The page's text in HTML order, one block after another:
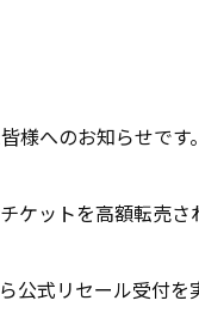
様へのお知らせです。
ケットを高額転売
式リセール受付を